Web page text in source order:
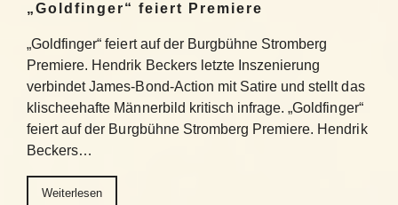
„Goldfinger“ feiert Premiere
„Goldfinger“ feiert auf der Burgbühne Stromberg
Premiere. Hendrik Beckers letzte Inszenierung
verbindet James-Bond-Action mit Satire und stellt das
klischeehafte Männerbild kritisch infrage. „Goldfinger“
feiert auf der Burgbühne Stromberg Premiere. Hendrik
Beckers…
Weiterlesen